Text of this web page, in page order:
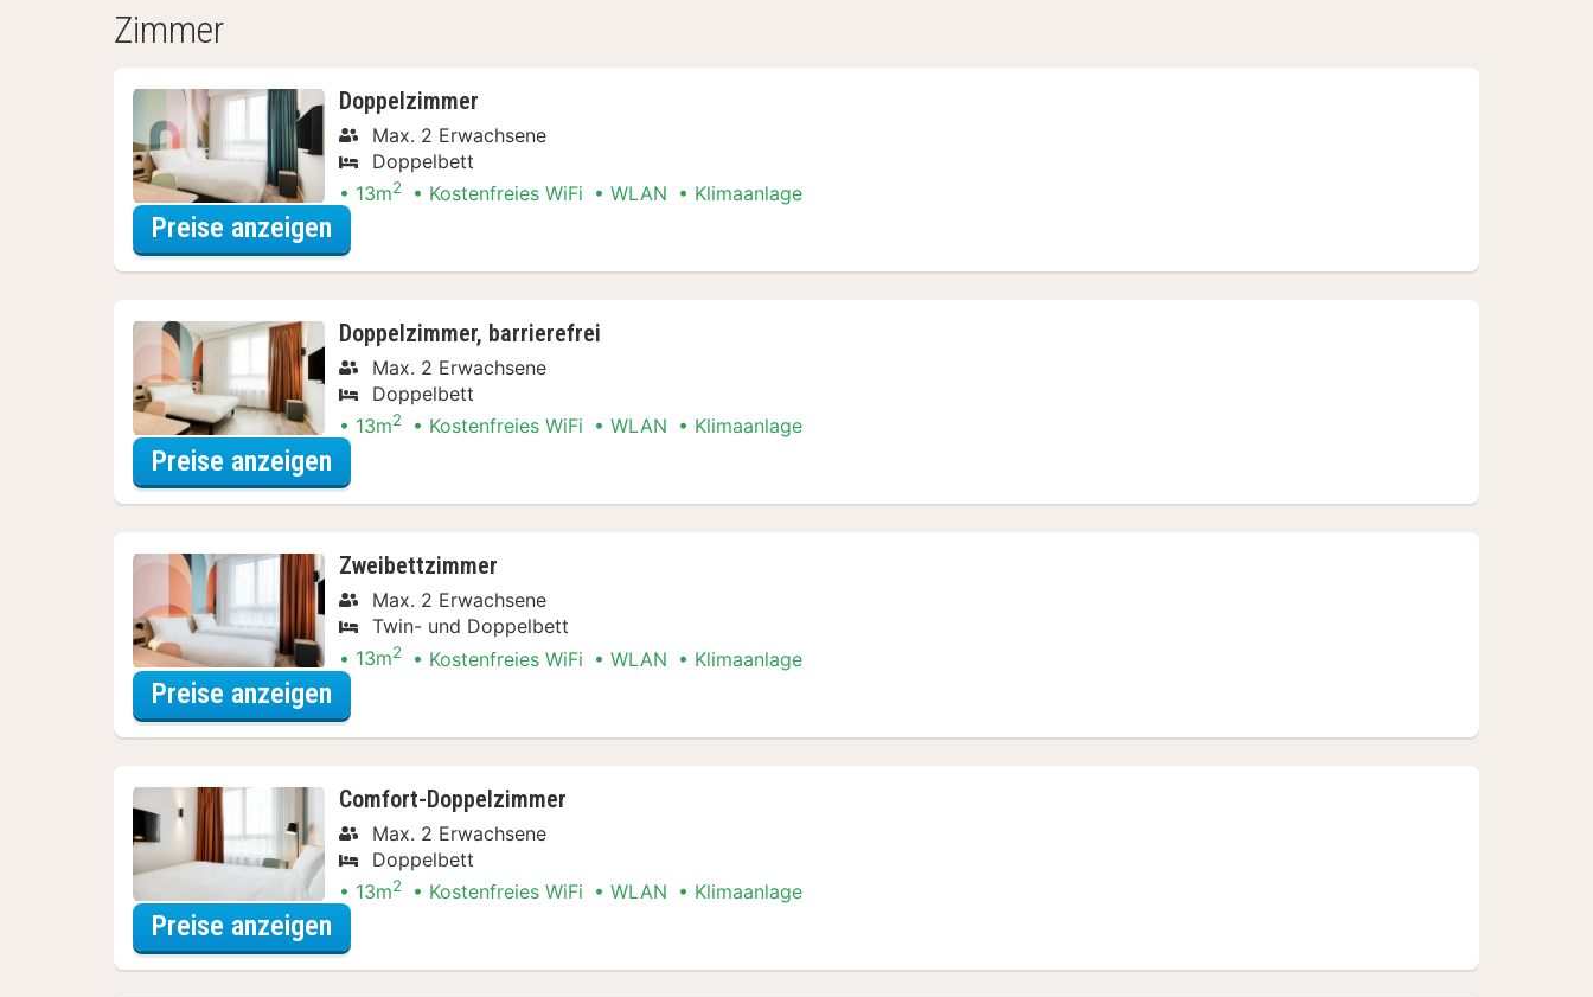
Zimmer
Doppelzimmer
Max. 2 Erwachsene
Doppelbett
13m2 Kostenfreies WiFi WLAN Klimaanlage
Preise anzeigen
Doppelzimmer, barrierefrei
Max. 2 Erwachsene
Doppelbett
13m2 Kostenfreies WiFi WLAN Klimaanlage
Preise anzeigen
Zweibettzimmer
Max. 2 Erwachsene
Twin- und Doppelbett
13m2 Kostenfreies WiFi WLAN Klimaanlage
Preise anzeigen
Comfort-Doppelzimmer
Max. 2 Erwachsene
Doppelbett
13m2 Kostenfreies WiFi WLAN Klimaanlage
Preise anzeigen